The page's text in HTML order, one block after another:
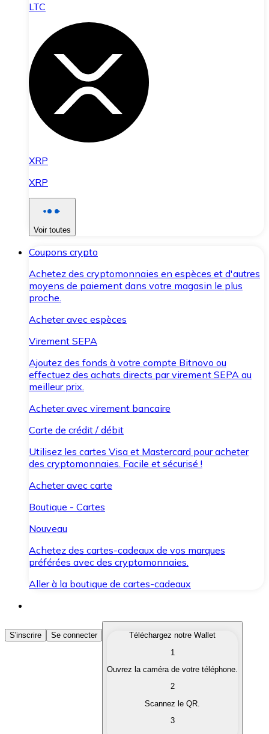
LTC
XRP
XRP
Voir toutes
Coupons crypto
Achetez des cryptomonnaies en espèces et d'autres
moyens de paiement dans votre magasin le plus
proche.
Acheter avec espèces
Virement SEPA
Ajoutez des fonds à votre compte Bitnovo ou
effectuez des achats directs par virement SEPA au
meilleur prix.
Acheter avec virement bancaire
Carte de crédit / débit
Utilisez les cartes Visa et Mastercard pour acheter
des cryptomonnaies. Facile et sécurisé !
Acheter avec carte
Boutique - Cartes
Nouveau
Achetez des cartes-cadeaux de vos marques
préférées avec des cryptomonnaies.
Aller à la boutique de cartes-cadeaux
Acheter des Cryptomonnaies
Achetez les cryptomonnaies qui vous intéressent
Convertissez vos cryptomonnaies en monnaie
S'inscrire Se connecter
Téléchargez notre Wallet
1
Ouvrez la caméra de votre téléphone.
2
Scannez le QR.
3